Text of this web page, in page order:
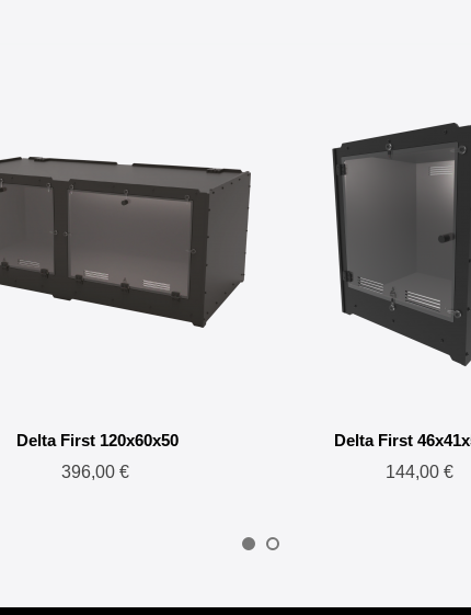
Delta First 120x60x50
396,00 €
Delta First
144,00 €